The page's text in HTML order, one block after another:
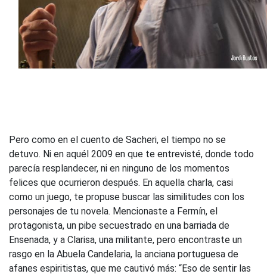
Pero como en el cuento de Sacheri, el tiempo no se
detuvo. Ni en aquél 2009 en que te entrevisté, donde todo
parecía resplandecer, ni en ninguno de los momentos
felices que ocurrieron después. En aquella charla, casi
como un juego, te propuse buscar las similitudes con los
personajes de tu novela. Mencionaste a Fermín, el
protagonista, un pibe secuestrado en una barriada de
Ensenada, y a Clarisa, una militante, pero encontraste un
rasgo en la Abuela Candelaria, la anciana portuguesa de
afanes espiritistas, que me cautivó más: “Eso de sentir las